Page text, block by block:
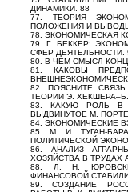
ДИНАМИКИ. 88
77. ТЕОРИЯ
ПОЛОЖЕНИЯ И
78. ЭКОНОМИЧЕСКАЯ
79. Г. БЕККЕР:
СФЕР ДЕЯТЕЛЬНОСТИ.
80. В ЧЕМ СМЫСЛ
81. КАКОВЫ
82. ПОЯСНИТЕ
ТЕОРИИ Э.
83. КАКУЮ РОЛЬ В
ВЫДВИНУТОЕ М.
84. ЭКОНОМИЧЕСКИЕ
85. М. И. ТУГАН-
ПОЛИТИЧЕСКОЙ
86. АНАЛИЗ
ХОЗЯЙСТВА В ТРУДАХ
88. Л. Н.
ФИНАНСОВОЙ
89. СОЗДАНИЕ